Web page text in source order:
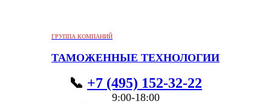
ГРУППА КОМПАНИЙ
ТАМОЖЕННЫЕ ТЕХНОЛОГИИ
+7 (495) 152-32-22
9:00-18:00